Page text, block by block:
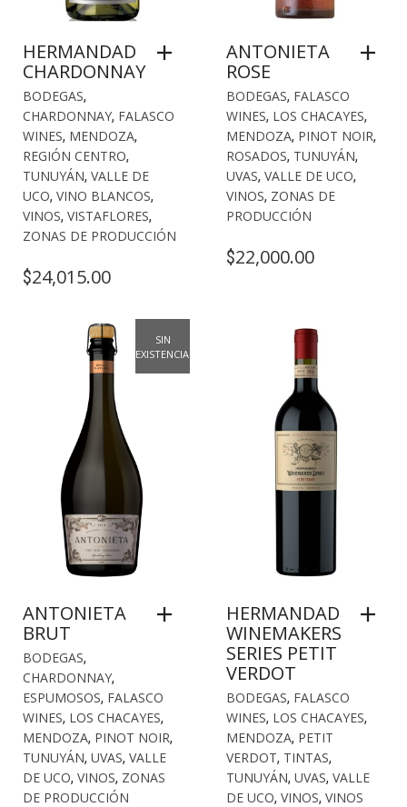
HERMANDAD
CHARDONNAY
BODEGAS,
CHARDONNAY, FALASCO
WINES, MENDOZA,
REGIÓN CENTRO,
TUNUYÁN, VALLE DE
UCO, VINO BLANCOS,
VINOS, VISTAFLORES,
ZONAS DE PRODUCCIÓN
$24,015.00
ANTONIETA
ROSE
BODEGAS, FALASCO
WINES, LOS CHACAYES,
MENDOZA, PINOT NOIR,
ROSADOS, TUNUYÁN,
UVAS, VALLE DE UCO,
VINOS, ZONAS DE
PRODUCCIÓN
$22,000.00
SIN
EXISTENCIAS
ANTONIETA
BRUT
BODEGAS,
CHARDONNAY,
ESPUMOSOS, FALASCO
WINES, LOS CHACAYES,
MENDOZA, PINOT NOIR,
TUNUYÁN, UVAS, VALLE
DE UCO, VINOS, ZONAS
DE PRODUCCIÓN
HERMANDAD
WINEMAKERS
SERIES PETIT
VERDOT
BODEGAS, FALASCO
WINES, LOS CHACAYES,
MENDOZA, PETIT
VERDOT, TINTAS,
TUNUYÁN, UVAS, VALLE
DE UCO, VINOS, VINOS